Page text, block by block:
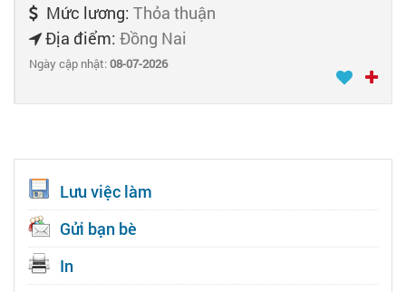
Mức lương: Thỏa thuận
Địa điểm: Đồng Nai
Ngày cập nhật:08-07-2026
Lưu việc làm
Gửi bạn bè
In